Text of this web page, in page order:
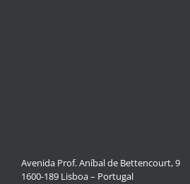
Avenida Prof. Aníbal de Bettencourt, 9
1600-189 Lisboa – Portugal